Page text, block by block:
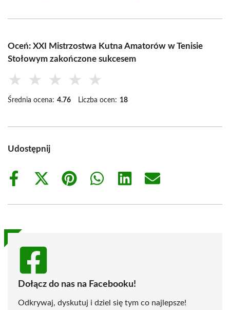
Oceń: XXI Mistrzostwa Kutna Amatorów w Tenisie
Stołowym zakończone sukcesem
★ ★ ★ ★ ★
Średnia ocena: 4.76 Liczba ocen: 18
Udostępnij
Share
Share
(Twitter)
Share
Share
Share
Share
Dołącz do nas na Facebooku!
Odkrywaj, dyskutuj i dziel się tym co najlepsze!